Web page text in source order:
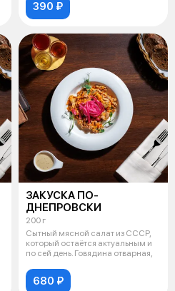
390 ₽
ЗАКУСКА ПО-
ДНЕПРОВСКИ
200 г
Сытный мясной салат из СССР,
который остаётся актуальным и
по сей день. Говядина отварная,
680 ₽